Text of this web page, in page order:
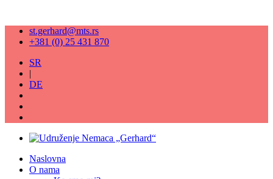
st.gerhard@mts.rs
+381 (0) 25 431 870
SR
|
DE
Naslovna
O nama